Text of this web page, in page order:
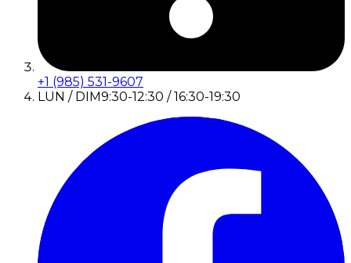
+1 (985) 531-9607
LUN / DIM9:30-12:30 / 16:30-19:30